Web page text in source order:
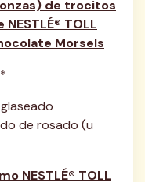
de trocitos
TOLL
Morsels
de rosado (u
NESTLÉ® TOLL